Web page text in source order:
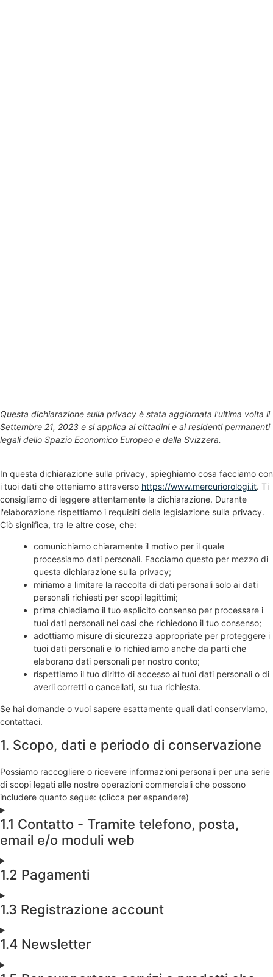
Questa dichiarazione sulla privacy è stata aggiornata l'ultima volta il
Settembre 21, 2023 e si applica ai cittadini e ai residenti permanenti
legali dello Spazio Economico Europeo e della Svizzera.
In questa dichiarazione sulla privacy, spieghiamo cosa facciamo con
i tuoi dati che otteniamo attraverso https://www.mercuriorologi.it. Ti
consigliamo di leggere attentamente la dichiarazione. Durante
l'elaborazione rispettiamo i requisiti della legislazione sulla privacy.
Ciò significa, tra le altre cose, che:
comunichiamo chiaramente il motivo per il quale
processiamo dati personali. Facciamo questo per mezzo di
questa dichiarazione sulla privacy;
miriamo a limitare la raccolta di dati personali solo ai dati
personali richiesti per scopi legittimi;
prima chiediamo il tuo esplicito consenso per processare i
tuoi dati personali nei casi che richiedono il tuo consenso;
adottiamo misure di sicurezza appropriate per proteggere i
tuoi dati personali e lo richiediamo anche da parti che
elaborano dati personali per nostro conto;
rispettiamo il tuo diritto di accesso ai tuoi dati personali o di
averli corretti o cancellati, su tua richiesta.
Se hai domande o vuoi sapere esattamente quali dati conserviamo,
contattaci.
1. Scopo, dati e periodo di conservazione
Possiamo raccogliere o ricevere informazioni personali per una serie
di scopi legati alle nostre operazioni commerciali che possono
includere quanto segue: (clicca per espandere)
1.1 Contatto - Tramite telefono, posta,
email e/o moduli web
1.2 Pagamenti
1.3 Registrazione account
1.4 Newsletter